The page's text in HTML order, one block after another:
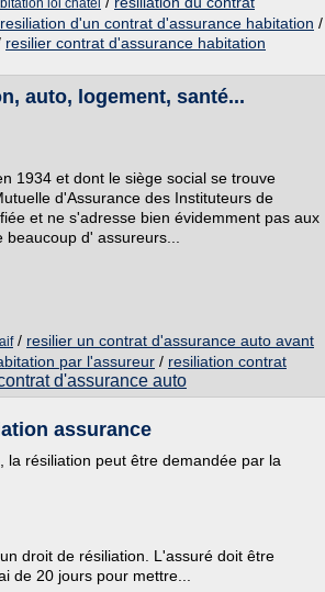
loi chatel
d'un contrat d'assurance habitation /
resilier contrat d'assurance habitation
auto, logement, santé...
1934 et dont le siège social se trouve
d'Assurance des Instituteurs de
et ne s'adresse bien évidemment pas aux
d' assureurs...
/ resilier un contrat d'assurance auto avant
par l'assureur / resiliation contrat
d'assurance auto
assurance
résiliation peut être demandée par la
droit de résiliation. L'assuré doit être
de 20 jours pour mettre...